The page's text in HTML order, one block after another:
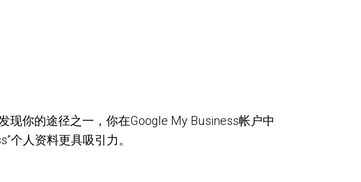
现你的途径之一，你在Google My Business帐户中
个人资料更具吸引力。